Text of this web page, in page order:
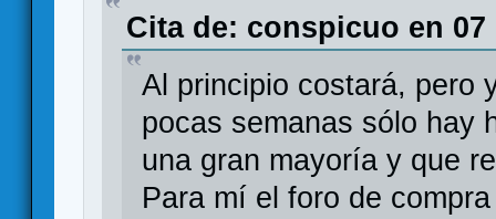
Cita de: conspicuo en 07
Al principio costará, pero
pocas semanas sólo hay
una gran mayoría y que
Para mí el foro de